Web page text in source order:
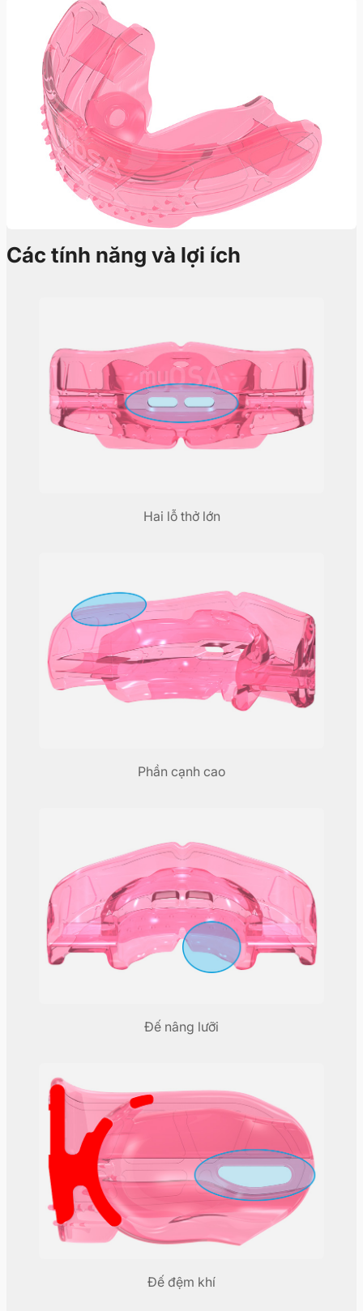
Các tính năng và lợi ích
Hai lỗ thở lớn
Phần cạnh cao
Đế nâng lưỡi
Đế đệm khí